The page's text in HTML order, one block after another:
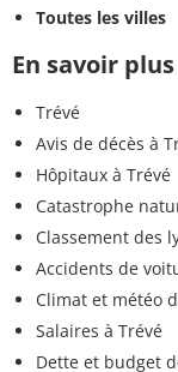
Toutes les villes
En savoir
Trévé
Avis de décès à
Hôpitaux à Trévé
Catastrophe
Classement des
Accidents de
Climat et météo
Salaires à Trévé
Dette et budget